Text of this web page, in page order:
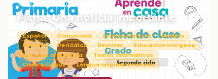
📎 DOCUMENTO · DOCX
Ficha: Una noticia importante
Español Comunidad Lengua Materna
Relatos
Noticias
Periódico Revistas
Educación indígena
Lenguas originarias
Textos informativos
Clase bilingüe
Lengua originaria náhuatl